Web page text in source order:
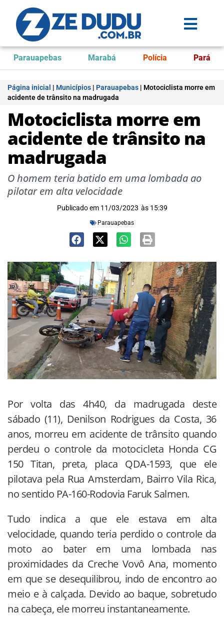
Parauapebas Marabá Polícia Pará
Página inicial | Municípios | Parauapebas | Motociclista morre em
acidente de trânsito na madrugada
Motociclista morre em
acidente de trânsito na
madrugada
O homem teria batido em uma lombada ao
pilotar em alta velocidade
Publicado em 11/03/2023 às 15:39
Parauapebas
Por volta das 4h40, da madrugada deste
sábado (11), Denilson Rodrigues da Costa, 36
anos, morreu em acidente de trânsito quando
perdeu o controle da motocicleta Honda CG
150 Titan, preta, placa QDA-1593, que ele
pilotava pela Rua Amsterdam, Bairro Vila Rica,
no sentido PA-160-Rodovia Faruk Salmen.
Tudo indica a que ele estava em alta
velocidade, quando teria perdido o controle da
moto ao bater em uma lombada nas
proximidades da Creche Vovô Ana, momento
em que se desequilibrou, indo de encontro ao
meio e à calçada. Devido ao baque, sobretudo
na cabeça, ele morreu instantaneamente.